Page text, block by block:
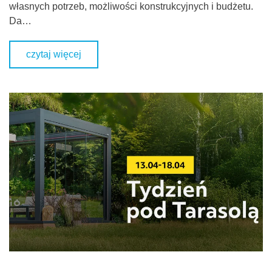
własnych potrzeb, możliwości konstrukcyjnych i budżetu.
Da…
czytaj więcej